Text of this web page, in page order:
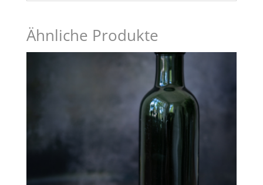
Ähnliche Produkte